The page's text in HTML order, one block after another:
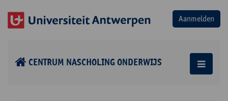
CENTRUM NASCHOLING ONDERWIJS